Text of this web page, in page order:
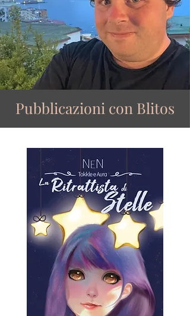
Pubblicazioni con Blitos